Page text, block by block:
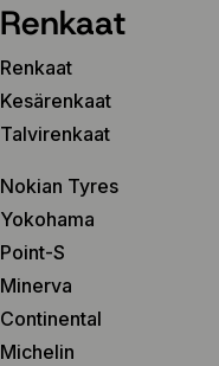
Renkaat
Renkaat
Kesärenkaat
Talvirenkaat
Nokian Tyres
Yokohama
Point-S
Minerva
Continental
Michelin